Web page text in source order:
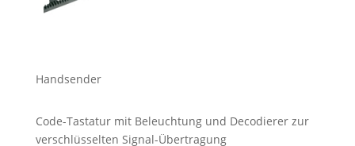
Handsender
Code-Tastatur mit Beleuchtung und Decodierer zur
verschlüsselten Signal-Übertragung